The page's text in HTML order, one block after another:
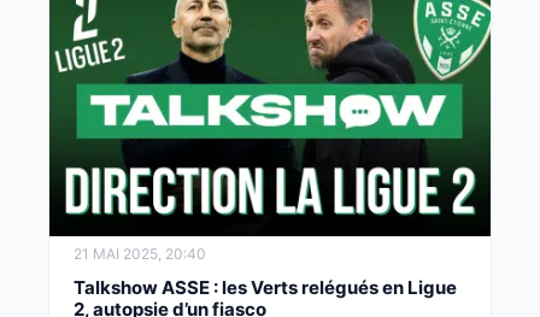
21 MAI 2025, 20:40
Talkshow ASSE : les Verts relégués en Ligue
2, autopsie d’un fiasco